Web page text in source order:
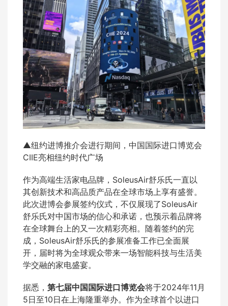
▲纽约进博推介会进行期间，中国国际进口博览会
CIIE亮相纽约时代广场
作为高端生活家电品牌，SoleusAir舒乐氏一直以
其创新技术和高品质产品在全球市场上享有盛誉。
此次进博会参展签约仪式，不仅展现了SoleusAir
舒乐氏对中国市场的信心和承诺，也预示着品牌将
在全球舞台上的又一次精彩亮相。随着签约的完
成，SoleusAir舒乐氏的参展准备工作已全面展
开，届时将为全球观众带来一场智能科技与生活美
学交融的家电盛宴。
据悉， 第七届中国国际进口博览会将于2024年11月
5日至10日在上海隆重举办。作为全球首个以进口